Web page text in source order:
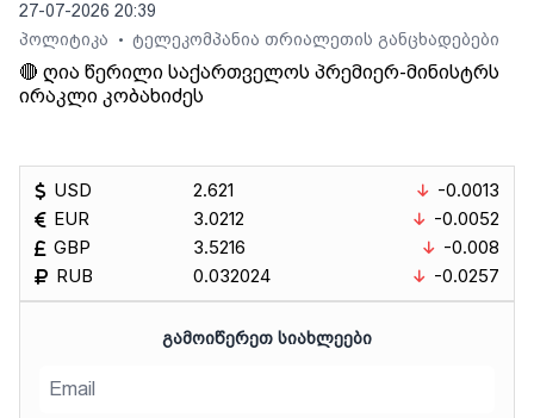
27-07-2026 20:39
პოლიტიკა
• ტელეკომპანია თრიალეთის განცხადებები
🔴 ღია წერილი საქართველოს პრემიერ-მინისტრს
ირაკლი კობახიძეს
USD
EUR
GBP
RUB
2.621
3.0212
3.5216
0.032024
-0.0013
-0.0052
-0.008
-0.0257
ᲒᲐᲛᲝᲘᲬᲔᲠᲔᲗ ᲡᲘᲐᲮᲚᲔᲔᲑᲘ